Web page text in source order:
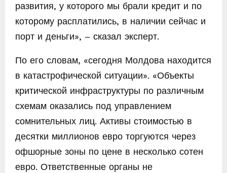
развития, у которого мы брали кредит и по
которому расплатились, в наличии сейчас и
порт и деньги», – сказал эксперт.
По его словам, «сегодня Молдова находится
в катастрофической ситуации». «Объекты
критической инфраструктуры по различным
схемам оказались под управлением
сомнительных лиц. Активы стоимостью в
десятки миллионов евро торгуются через
офшорные зоны по цене в несколько сотен
евро. Ответственные органы не